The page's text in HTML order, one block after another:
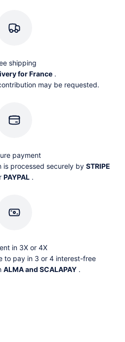
shipping
for France.
may be requested.
payment
is processed securely by STRIPE
PAYPAL .
in 3X or 4X
to pay in 3 or 4 interest-free
ALMA and SCALAPAY .